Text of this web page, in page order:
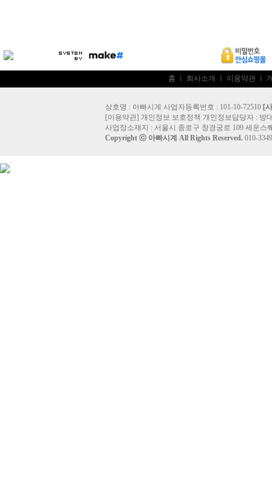
홈 회사소개 이용약관
상호명 : 아빠시계 사업자등록번호 : 101-10-72510 [
[이용약관] 개인정보 보호정책 개인정보담당자 : 방
사업장소재지 : 서울시 종로구 창경궁로 109 세운스
Copyright ⓒ 아빠시계 All Rights Reserved. 010-